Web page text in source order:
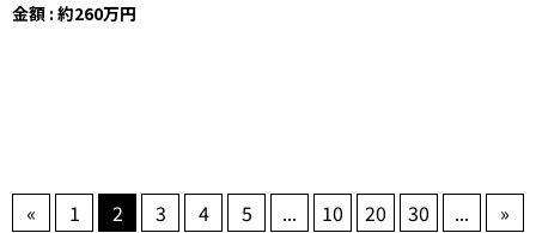
金額 : 約260万円
« 1 2 3 4 5 ... 10 20 30 ... »